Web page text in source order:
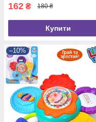
162 ₴ 180 ₴
Купити
–10%